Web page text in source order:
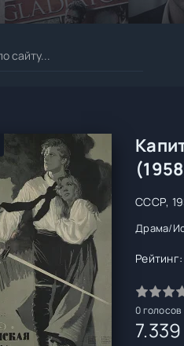
СССР,
Драма/
Рейтинг:
0голосов
7.339